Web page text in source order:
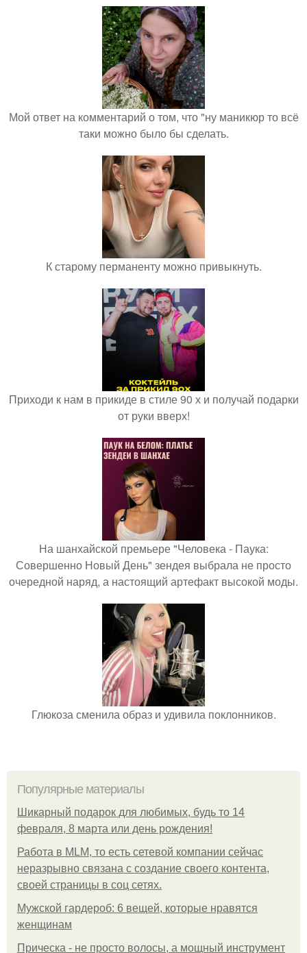
Мой ответ на комментарий о том, что "ну маникюр то всё
таки можно было бы сделать.
К старому перманенту можно привыкнуть.
Приходи к нам в прикиде в стиле 90 х и получай подарки
от руки вверх!
На шанхайской премьере "Человека - Паука:
Совершенно Новый День" зендея выбрала не просто
очередной наряд, а настоящий артефакт высокой моды.
Глюкоза сменила образ и удивила поклонников.
Популярные материалы
Шикарный подарок для любимых, будь то 14
февраля, 8 марта или день рождения!
Работа в MLM, то есть сетевой компании сейчас
неразрывно связана с создание своего контента,
своей страницы в соц сетях.
Мужской гардероб: 6 вещей, которые нравятся
женщинам
Прическа - не просто волосы, а мощный инструмент